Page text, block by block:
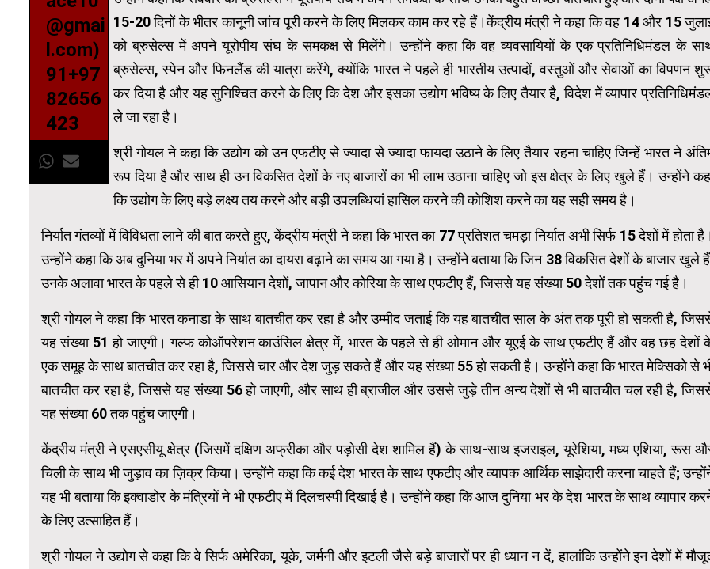
@gmai
l.com)
91+97
82656
423
15-20 दिनों के भीतर कानूनी जांच पूरी करने के लिए मिलकर काम कर रहे हैं।केंद्रीय मंत्री ने कहा कि वह 14 और 15
को ब्रुसेल्स में अपने यूरोपीय संघ के समकक्ष से मिलेंगे। उन्होंने कहा कि वह व्यवसायियों के एक प्रतिनिधिमंडल के
ब्रुसेल्स, स्पेन और फिनलैंड की यात्रा करेंगे, क्योंकि भारत ने पहले ही भारतीय उत्पादों, वस्तुओं और सेवाओं का विपणन
कर दिया है और यह सुनिश्चित करने के लिए कि देश और इसका उद्योग भविष्य के लिए तैयार है, विदेश में व्यापार
ले जा रहा है।
श्री गोयल ने कहा कि उद्योग को उन एफटीए से ज्यादा से ज्यादा फायदा उठाने के लिए तैयार रहना चाहिए जिन्हें भारत ने
रूप दिया है और साथ ही उन विकसित देशों के नए बाजारों का भी लाभ उठाना चाहिए जो इस क्षेत्र के लिए खुले हैं। उन्होंने
कि उद्योग के लिए बड़े लक्ष्य तय करने और बड़ी उपलब्धियां हासिल करने की कोशिश करने का यह सही समय है।
निर्यात गंतव्यों में विविधता लाने की बात करते हुए, केंद्रीय मंत्री ने कहा कि भारत का 77 प्रतिशत चमड़ा निर्यात अभी सिर्फ 15 देशों में होता है।
उन्होंने कहा कि अब दुनिया भर में अपने निर्यात का दायरा बढ़ाने का समय आ गया है। उन्होंने बताया कि जिन 38 विकसित देशों के बाजार खुले
उनके अलावा भारत के पहले से ही 10 आसियान देशों, जापान और कोरिया के साथ एफटीए हैं, जिससे यह संख्या 50 देशों तक पहुंच गई है।
श्री गोयल ने कहा कि भारत कनाडा के साथ बातचीत कर रहा है और उम्मीद जताई कि यह बातचीत साल के अंत तक पूरी हो सकती है,
यह संख्या 51 हो जाएगी। गल्फ कोऑपरेशन काउंसिल क्षेत्र में, भारत के पहले से ही ओमान और यूएई के साथ एफटीए हैं और वह छह देशों
एक समूह के साथ बातचीत कर रहा है, जिससे चार और देश जुड़ सकते हैं और यह संख्या 55 हो सकती है। उन्होंने कहा कि भारत मेक्सिको से
बातचीत कर रहा है, जिससे यह संख्या 56 हो जाएगी, और साथ ही ब्राजील और उससे जुड़े तीन अन्य देशों से भी बातचीत चल रही है,
यह संख्या 60 तक पहुंच जाएगी।
केंद्रीय मंत्री ने एसएसीयू क्षेत्र (जिसमें दक्षिण अफ्रीका और पड़ोसी देश शामिल हैं) के साथ-साथ इजराइल, यूरेशिया, मध्य एशिया, रूस
चिली के साथ भी जुड़ाव का ज़िक्र किया। उन्होंने कहा कि कई देश भारत के साथ एफटीए और व्यापक आर्थिक साझेदारी करना चाहते हैं;
यह भी बताया कि इक्वाडोर के मंत्रियों ने भी एफटीए में दिलचस्पी दिखाई है। उन्होंने कहा कि आज दुनिया भर के देश भारत के साथ व्यापार
के लिए उत्साहित हैं।
श्री गोयल ने उद्योग से कहा कि वे सिर्फ अमेरिका, यूके, जर्मनी और इटली जैसे बड़े बाजारों पर ही ध्यान न दें, हालांकि उन्होंने इन देशों में